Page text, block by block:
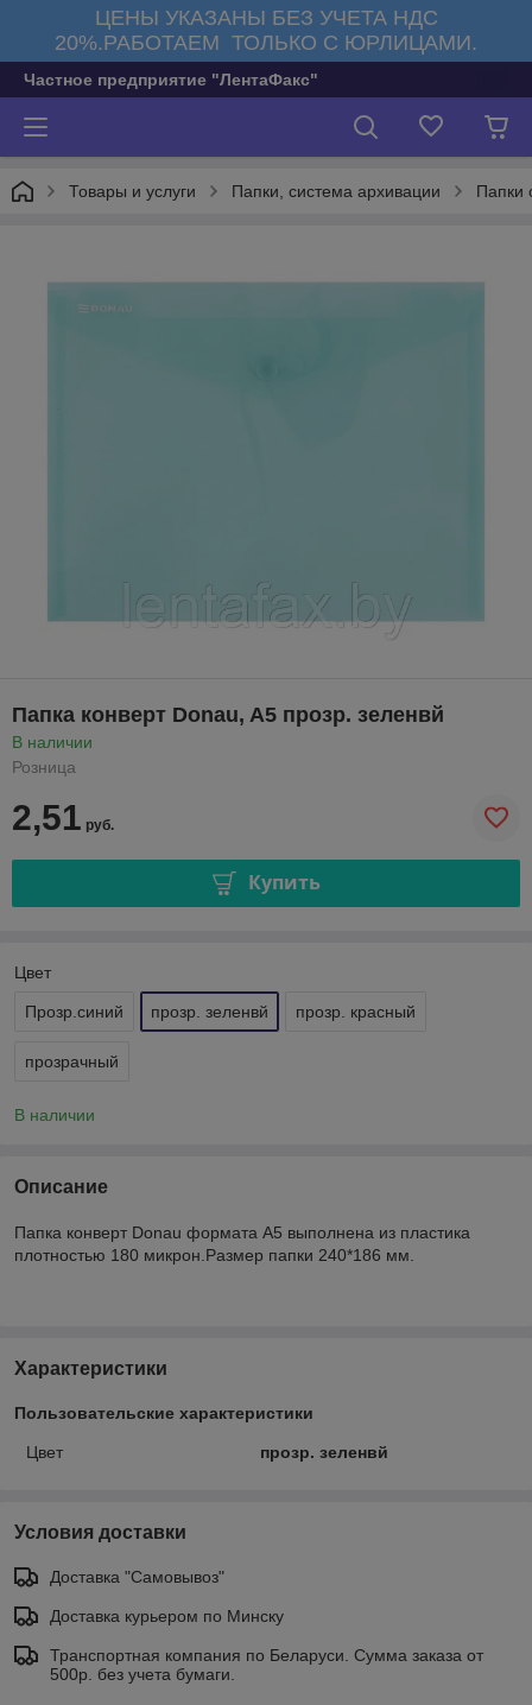
ЦЕНЫ УКАЗАНЫ БЕЗ УЧЕТА НДС
20%.РАБОТАЕМ ТОЛЬКО С ЮРЛИЦАМИ.
Частное предприятие "ЛентаФакс"
Товары и услуги Папки, система архивации Папки
Папка конверт Donau, A5 прозр. зеленвй
В наличии
Розница
2,51 руб.
Купить
Цвет
Прозр.синий прозр. зеленвй прозр. красный
прозрачный
В наличии
Описание
Папка конверт Donau формата A5 выполнена из пластика
плотностью 180 микрон.Размер папки 240*186 мм.
Характеристики
Пользовательские характеристики
Цвет прозр. зеленвй
Условия доставки
Доставка "Самовывоз"
Доставка курьером по Минску
Транспортная компания по Беларуси. Сумма заказа от
500р. без учета бумаги.